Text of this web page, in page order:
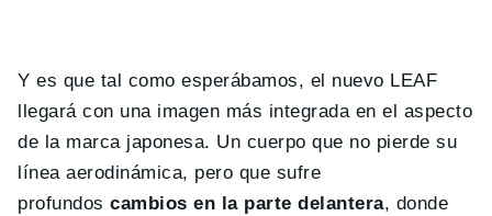
Y es que tal como esperábamos, el nuevo LEAF
llegará con una imagen más integrada en el aspecto
de la marca japonesa. Un cuerpo que no pierde su
línea aerodinámica, pero que sufre
profundos cambios en la parte delantera, donde